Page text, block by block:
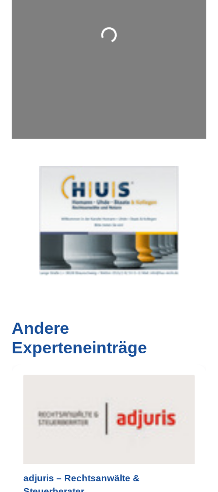
Wird geladen …
Andere
Experteneinträge
adjuris – Rechtsanwälte &